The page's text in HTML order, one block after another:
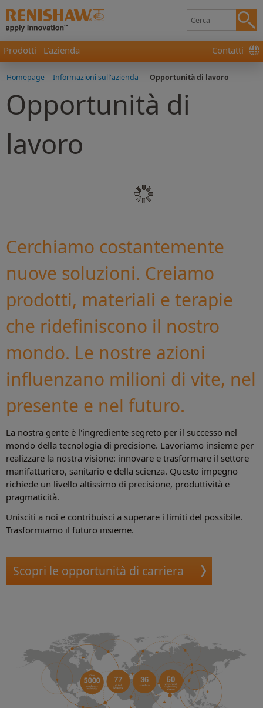
Prodotti L'azienda Contatti
Homepage - Informazioni sull'azienda - Opportunità di lavoro
Opportunità di
lavoro
Cerchiamo costantemente
nuove soluzioni. Creiamo
prodotti, materiali e terapie
che ridefiniscono il nostro
mondo. Le nostre azioni
influenzano milioni di vite, nel
presente e nel futuro.
La nostra gente è l'ingrediente segreto per il successo nel
mondo della tecnologia di precisione. Lavoriamo insieme per
realizzare la nostra visione: innovare e trasformare il settore
manifatturiero, sanitario e della scienza. Questo impegno
richiede un livello altissimo di precisione, produttività e
pragmaticità.
Unisciti a noi e contribuisci a superare i limiti del possibile.
Trasformiamo il futuro insieme.
Scopri le opportunità di carriera